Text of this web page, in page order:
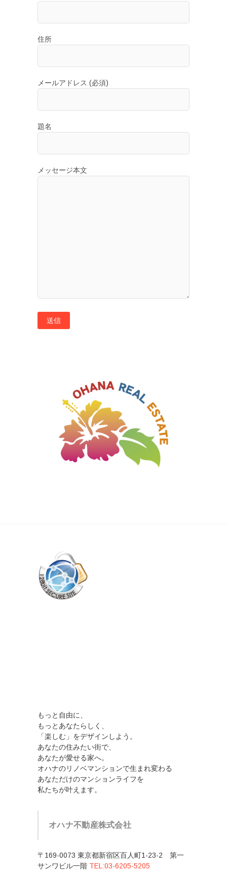
住所
メールアドレス (必須)
題名
メッセージ本文
もっと自由に、
もっとあなたらしく、
「楽しむ」をデザインしよう。
あなたの住みたい街で、
あなたが愛せる家へ。
オハナのリノベマンションで生まれ変わる
あなただけのマンションライフを
私たちが叶えます。
オハナ不動産株式会社
〒169-0073 東京都新宿区百人町1-23-2 第一
サンワビル一階 TEL:03-6205-5205